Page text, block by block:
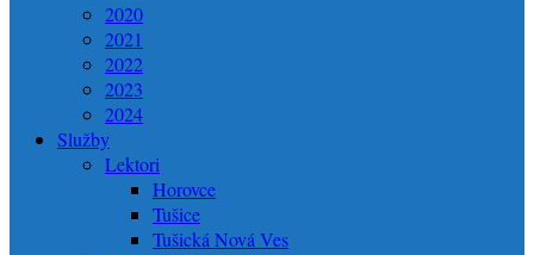
2020
2021
2022
2023
2024
Služby
Lektori
Horovce
Tušice
Tušická Nová Ves